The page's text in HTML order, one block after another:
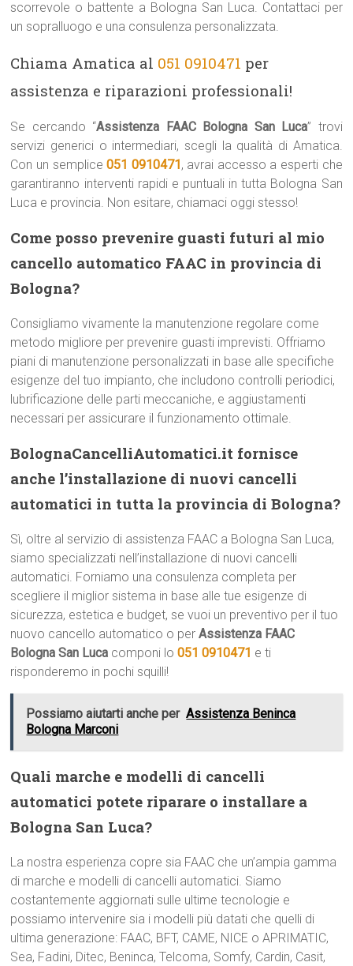
scorrevole o battente a Bologna San Luca. Contattaci per
un sopralluogo e una consulenza personalizzata.
Chiama Amatica al 051 0910471 per
assistenza e riparazioni professionali!
Se cercando “Assistenza FAAC Bologna San Luca” trovi
servizi generici o intermediari, scegli la qualità di Amatica.
Con un semplice051 0910471, avrai accesso a esperti che
garantiranno interventi rapidi e puntuali in tutta Bologna San
Luca e provincia. Non esitare, chiamaci oggi stesso!
Come posso prevenire guasti futuri al mio
cancello automatico FAAC in provincia di
Bologna?
Consigliamo vivamente la manutenzione regolare come
metodo migliore per prevenire guasti imprevisti. Offriamo
piani di manutenzione personalizzati in base alle specifiche
esigenze del tuo impianto, che includono controlli periodici,
lubrificazione delle parti meccaniche, e aggiustamenti
necessari per assicurare il funzionamento ottimale.
BolognaCancelliAutomatici.it fornisce
anche l’installazione di nuovi cancelli
automatici in tutta la provincia di Bologna?
Sì, oltre al servizio di assistenza FAAC a Bologna San Luca,
siamo specializzati nell’installazione di nuovi cancelli
automatici. Forniamo una consulenza completa per
scegliere il miglior sistema in base alle tue esigenze di
sicurezza, estetica e budget, se vuoi un preventivo per il tuo
nuovo cancello automatico o perAssistenza FAAC
Bologna San Luca componi lo051 0910471 e ti
risponderemo in pochi squilli!
Possiamo aiutarti anche per Assistenza Beninca
Bologna Marconi
Quali marche e modelli di cancelli
automatici potete riparare o installare a
Bologna San Luca?
La nostra esperienza copre sia FAAC che un’ampia gamma
di marche e modelli di cancelli automatici. Siamo
costantemente aggiornati sulle ultime tecnologie e
possiamo intervenire sia i modelli più datati che quelli di
ultima generazione: FAAC, BFT, CAME, NICE o APRIMATIC,
Sea, Fadini, Ditec, Beninca, Telcoma, Somfy, Cardin, Casit,